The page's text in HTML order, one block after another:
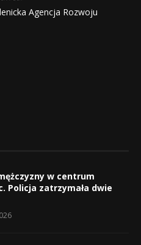
Agencja Rozwoju
w centrum
Policja zatrzymała dwie